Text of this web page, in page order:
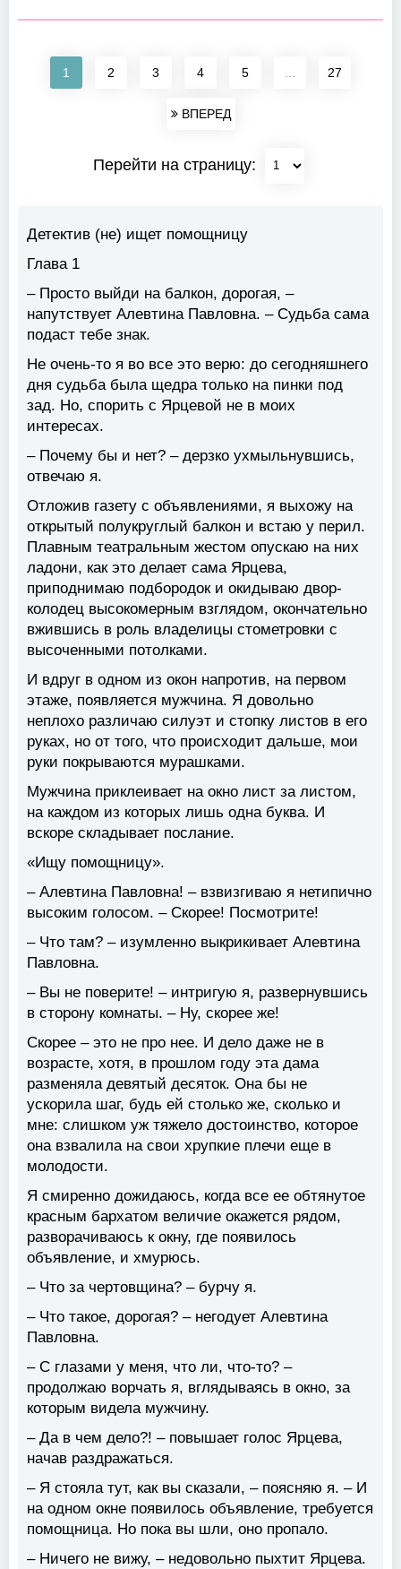
1 2 3 4 5 27
ВПЕРЕД
Перейти на страницу:
Детектив (не) ищет помощницу
Глава 1
– Просто выйди на балкон, дорогая, –
напутствует Алевтина Павловна. – Судьба сама
подаст тебе знак.
Не очень-то я во все это верю: до сегодняшнего
дня судьба была щедра только на пинки под
зад. Но, спорить с Ярцевой не в моих
интересах.
– Почему бы и нет? – дерзко ухмыльнувшись,
отвечаю я.
Отложив газету с объявлениями, я выхожу на
открытый полукруглый балкон и встаю у перил.
Плавным театральным жестом опускаю на них
ладони, как это делает сама Ярцева,
приподнимаю подбородок и окидываю двор-
колодец высокомерным взглядом, окончательно
вжившись в роль владелицы стометровки с
высоченными потолками.
И вдруг в одном из окон напротив, на первом
этаже, появляется мужчина. Я довольно
неплохо различаю силуэт и стопку листов в его
руках, но от того, что происходит дальше, мои
руки покрываются мурашками.
Мужчина приклеивает на окно лист за листом,
на каждом из которых лишь одна буква. И
вскоре складывает послание.
«Ищу помощницу».
– Алевтина Павловна! – взвизгиваю я нетипично
высоким голосом. – Скорее! Посмотрите!
– Что там? – изумленно выкрикивает Алевтина
Павловна.
– Вы не поверите! – интригую я, развернувшись
в сторону комнаты. – Ну, скорее же!
Скорее – это не про нее. И дело даже не в
возрасте, хотя, в прошлом году эта дама
разменяла девятый десяток. Она бы не
ускорила шаг, будь ей столько же, сколько и
мне: слишком уж тяжело достоинство, которое
она взвалила на свои хрупкие плечи еще в
молодости.
Я смиренно дожидаюсь, когда все ее обтянутое
красным бархатом величие окажется рядом,
разворачиваюсь к окну, где появилось
объявление, и хмурюсь.
– Что за чертовщина? – бурчу я.
– Что такое, дорогая? – негодует Алевтина
Павловна.
– С глазами у меня, что ли, что-то? –
продолжаю ворчать я, вглядываясь в окно, за
которым видела мужчину.
– Да в чем дело?! – повышает голос Ярцева,
начав раздражаться.
– Я стояла тут, как вы сказали, – поясняю я. – И
на одном окне появилось объявление, требуется
помощница. Но пока вы шли, оно пропало.
– Ничего не вижу, – недовольно пыхтит Ярцева.